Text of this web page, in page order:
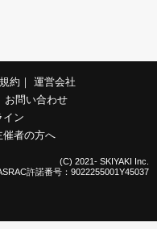
約 ｜ 運営会社
お問い合わせ
イン
催者の方へ
(C) 2021- SKIYAKI Inc.
許諾番号：9022255001Y45037